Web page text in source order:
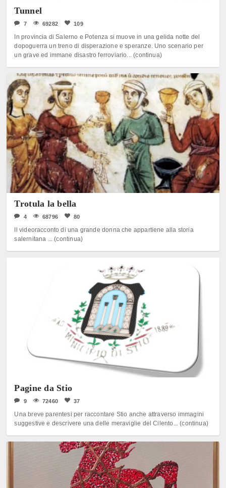
Tunnel
7 69282 109
In provincia di Salerno e Potenza si muove in una gelida notte del
dopoguerra un treno di disperazione e speranze. Uno scenario per
un grave ed immane disastro ferroviario... (continua)
Trotula la bella
4 68796 80
Il videoracconto di una grande donna che appartiene alla storia
salernitana ... (continua)
Pagine da Stio
9 72460 37
Una breve parentesi per raccontare Stio anche attraverso immagini
suggestive e descrivere una delle meraviglie del Cilento... (continua)